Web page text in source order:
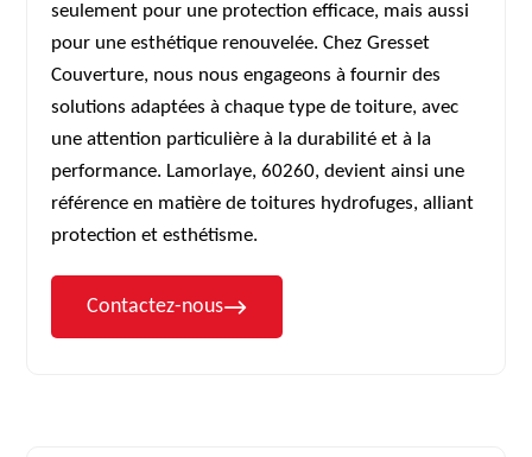
seulement pour une protection efficace, mais aussi
pour une esthétique renouvelée. Chez Gresset
Couverture, nous nous engageons à fournir des
solutions adaptées à chaque type de toiture, avec
une attention particulière à la durabilité et à la
performance. Lamorlaye, 60260, devient ainsi une
référence en matière de toitures hydrofuges, alliant
protection et esthétisme.
Contactez-nous